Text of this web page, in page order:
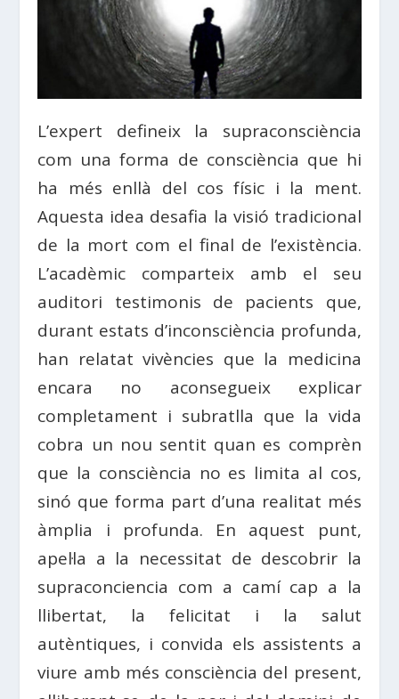
L’expert defineix la supraconsciència
com una forma de consciència que hi
ha més enllà del cos físic i la ment.
Aquesta idea desafia la visió tradicional
de la mort com el final de l’existència.
L’acadèmic comparteix amb el seu
auditori testimonis de pacients que,
durant estats d’inconsciència profunda,
han relatat vivències que la medicina
encara no aconsegueix explicar
completament i subratlla que la vida
cobra un nou sentit quan es comprèn
que la consciència no es limita al cos,
sinó que forma part d’una realitat més
àmplia i profunda. En aquest punt,
apel·la a la necessitat de descobrir la
supraconciencia com a camí cap a la
llibertat, la felicitat i la salut
autèntiques, i convida els assistents a
viure amb més consciència del present,